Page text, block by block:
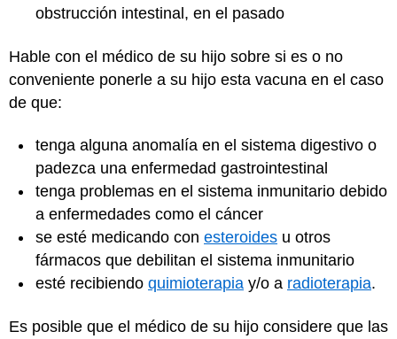
obstrucción intestinal, en el pasado
Hable con el médico de su hijo sobre si es o no
conveniente ponerle a su hijo esta vacuna en el caso
de que:
tenga alguna anomalía en el sistema digestivo o
padezca una enfermedad gastrointestinal
tenga problemas en el sistema inmunitario debido
a enfermedades como el cáncer
se esté medicando con esteroides u otros
fármacos que debilitan el sistema inmunitario
esté recibiendo quimioterapia y/o a radioterapia.
Es posible que el médico de su hijo considere que las